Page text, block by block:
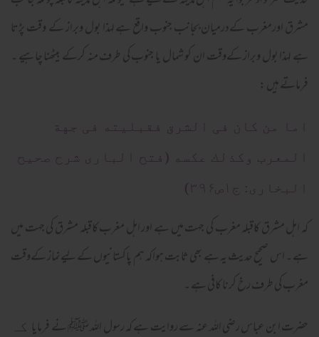
مشرق اورمغرب کےدرمیان بجانب جنوب واقع ہے لہذا بول وبراز کے وقت پڑتا
ہے لہذا بول وبراز کےوقت ان کو شمال یا جنوب کی طرف منہ کرکے بیٹھنا چاہیے ۔
فرماتے ہیں :
اما من کان فی الشرق فقبلیته فی جهة
المعرب وکذلك عکسه (فتح الباری شرح صحیح
البخاری: ج۱ص۳۹۶)
کہ اہل مشرق کاقبلہ مغرب کی جہت میں ہے اور اہل مغرب کاقبلہ مشرق کی جہت میں
ہے ۔ اس صحیح حدیث یہ ہے بھی ثابت ہواکہ ہم پاکستانیوں کےلیےنماز کےوقت
مغرب کی طرف رخ کرنا کافی ہے ۔
حضرت ابن عباس رضی اللہ عنہ سے روایت ہے کہ رسول اللہ ﷺ نے فرمایا کہ